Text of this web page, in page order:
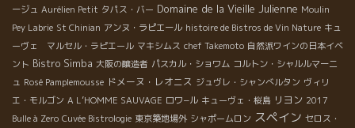
ージュ Aurélien Petit タパス・バー Domaine de la Vieille Julienne Moulin
Pey Labrie St Chinian アンヌ・ラピエール histoire de Bistros de Vin Nature キュ
ーヴェ マルセル・ラピエール マキシムス chef Takemoto 自然派ワインの日本イベ
ント Bistro Simba 大阪の醸造者 パスカル・ショワム コルトン・シャルルマーニ
ュ Rosé Pamplemousse ドメーヌ・レオニス ジュヴレ・シャンべルタン ヴィリ
エ・モルゴン A L’HOMME SAUVAGE ロワ−ル キューヴェ・桜島 リヨン 2017
Bulle à Zero Cuvée Bistrologie 東京築地場外 シャポームロン スペイン セロス・